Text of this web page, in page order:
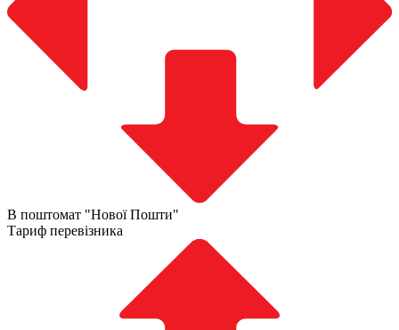
В поштомат "Нової Пошти"
Тариф перевізника